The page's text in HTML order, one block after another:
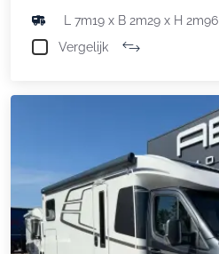
L 7m19 x B 2m29 x H 2m96
Vergelijk